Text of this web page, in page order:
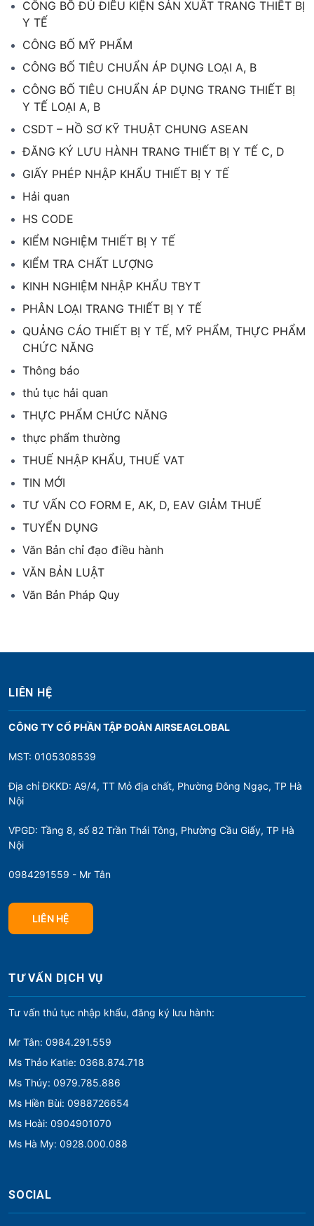
CÔNG BỐ ĐỦ ĐIỀU KIỆN SẢN XUẤT TRANG THIẾT BỊ
Y TẾ
CÔNG BỐ MỸ PHẨM
CÔNG BỐ TIÊU CHUẨN ÁP DỤNG LOẠI A, B
CÔNG BỐ TIÊU CHUẨN ÁP DỤNG TRANG THIẾT BỊ
Y TẾ LOẠI A, B
CSDT – HỒ SƠ KỸ THUẬT CHUNG ASEAN
ĐĂNG KÝ LƯU HÀNH TRANG THIẾT BỊ Y TẾ C, D
GIẤY PHÉP NHẬP KHẨU THIẾT BỊ Y TẾ
Hải quan
HS CODE
KIỂM NGHIỆM THIẾT BỊ Y TẾ
KIỂM TRA CHẤT LƯỢNG
KINH NGHIỆM NHẬP KHẨU TBYT
PHÂN LOẠI TRANG THIẾT BỊ Y TẾ
QUẢNG CÁO THIẾT BỊ Y TẾ, MỸ PHẨM, THỰC PHẨM
CHỨC NĂNG
Thông báo
thủ tục hải quan
THỰC PHẨM CHỨC NĂNG
thực phẩm thường
THUẾ NHẬP KHẨU, THUẾ VAT
TIN MỚI
TƯ VẤN CO FORM E, AK, D, EAV GIẢM THUẾ
TUYỂN DỤNG
Văn Bản chỉ đạo điều hành
VĂN BẢN LUẬT
Văn Bản Pháp Quy
LIÊN HỆ
CÔNG TY CỔ PHẦN TẬP ĐOÀN AIRSEAGLOBAL
MST: 0105308539
Địa chỉ ĐKKD: A9/4, TT Mỏ địa chất, Phường Đông Ngạc, TP Hà
Nội
VPGD: Tầng 8, số 82 Trần Thái Tông, Phường Cầu Giấy, TP Hà
Nội
0984291559 - Mr Tân
LIÊN HỆ
TƯ VẤN DỊCH VỤ
Tư vấn thủ tục nhập khẩu, đăng ký lưu hành:
Mr Tân: 0984.291.559
Ms Thảo Katie: 0368.874.718
Ms Thúy: 0979.785.886
Ms Hiền Bùi: 0988726654
Ms Hoài: 0904901070
Ms Hà My: 0928.000.088
SOCIAL